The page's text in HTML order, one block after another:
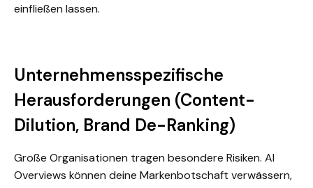
einfließen lassen.
Unternehmensspezifische
Herausforderungen (Content-
Dilution, Brand De-Ranking)
Große Organisationen tragen besondere Risiken. AI
Overviews können deine Markenbotschaft verwässern,